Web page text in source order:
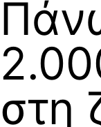
στη